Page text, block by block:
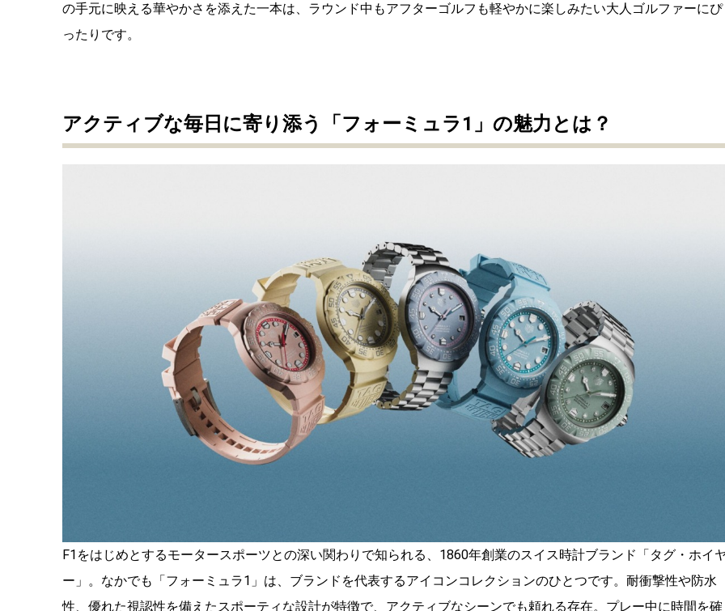
の手元に映える華やかさを添えた一本は、ラウンド中もアフターゴルフも軽やかに楽しみたい大人ゴルファーにぴ
ったりです。
アクティブな毎日に寄り添う「フォーミュラ1」の魅力とは？
F1をはじめとするモータースポーツとの深い関わりで知られる、1860年創業のスイス時計ブランド「タグ・ホイ
ー」。なかでも「フォーミュラ1」は、ブランドを代表するアイコンコレクションのひとつです。耐衝撃性や防水
性、優れた視認性を備えたスポーティな設計が特徴で、アクティブなシーンでも頼れる存在。プレー中に時間を確